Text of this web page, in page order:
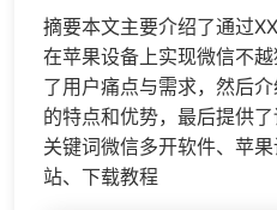
摘要本文主要介绍了通过
在苹果设备上实现微信不
了用户痛点与需求，然后
的特点和优势，最后提供了
关键词微信多开软件、苹
站、下载教程